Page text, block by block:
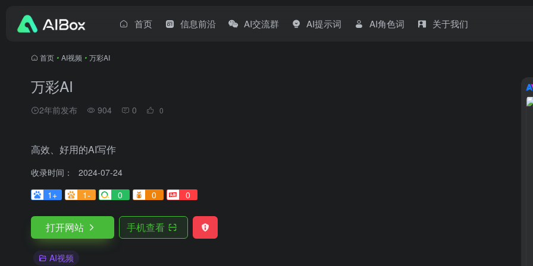
首页 信息前沿 AI交流群 AI提示词 AI角色词 关于我们
首页 • AI视频 • 万彩AI
万彩AI
2年前发布 904 0 0
高效、好用的AI写作
收录时间：
2024-07-24
1+
1- 0 0 0
打开网站 手机查看
AI视频